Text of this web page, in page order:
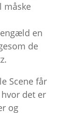
måske
en
de
Scene får
det er
og